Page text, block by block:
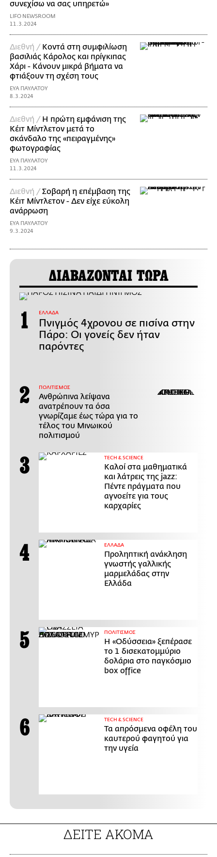
συνεχίσω να σας υπηρετώ»
LIFO NEWSROOM
11.3.2024
Διεθνή / Κοντά στη συμφιλίωση
βασιλιάς Κάρολος και πρίγκιπας
Χάρι - Κάνουν μικρά βήματα να
φτιάξουν τη σχέση τους
ΕΥΑ ΠΑΥΛΑΤΟΥ
8.3.2024
Διεθνή / Η πρώτη εμφάνιση της
Κέιτ Μίντλετον μετά το
σκάνδαλο της «πειραγμένης»
φωτογραφίας
ΕΥΑ ΠΑΥΛΑΤΟΥ
11.3.2024
Διεθνή /Σοβαρή η επέμβαση της
Κέιτ Μίντλετον - Δεν είχε εύκολη
ανάρρωση
ΕΥΑ ΠΑΥΛΑΤΟΥ
9.3.2024
ΔΙΑΒΑΖΟΝΤΑΙ ΤΩΡΑ
ΕΛΛΑΔΑ
Πνιγμός 4χρονου σε πισίνα στην
Πάρο: Οι γονείς δεν ήταν
παρόντες
ΠΟΛΙΤΙΣΜΟΣ
Ανθρώπινα λείψανα
ανατρέπουν τα όσα
γνωρίζαμε έως τώρα για το
τέλος του Μινωικού
πολιτισμού
ΤECH & SCIENCE
Καλοί στα μαθηματικά
και λάτρεις της jazz:
Πέντε πράγματα που
αγνοείτε για τους
καρχαρίες
ΕΛΛΑΔΑ
Προληπτική ανάκληση
γνωστής γαλλικής
μαρμελάδας στην
Ελλάδα
ΠΟΛΙΤΙΣΜΟΣ
Η «Οδύσσεια» ξεπέρασε
το 1 δισεκατομμύριο
δολάρια στο παγκόσμιο
box office
ΤECH & SCIENCE
Τα απρόσμενα οφέλη του
καυτερού φαγητού για
την υγεία
ΔΕΙΤΕ ΑΚΟΜΑ